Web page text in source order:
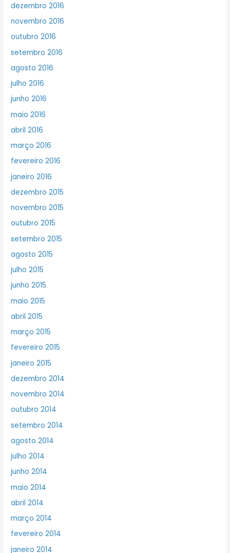
dezembro 2016
novembro 2016
outubro 2016
setembro 2016
agosto 2016
julho 2016
junho 2016
maio 2016
abril 2016
março 2016
fevereiro 2016
janeiro 2016
dezembro 2015
novembro 2015
outubro 2015
setembro 2015
agosto 2015
julho 2015
junho 2015
maio 2015
abril 2015
março 2015
fevereiro 2015
janeiro 2015
dezembro 2014
novembro 2014
outubro 2014
setembro 2014
agosto 2014
julho 2014
junho 2014
maio 2014
abril 2014
março 2014
fevereiro 2014
janeiro 2014